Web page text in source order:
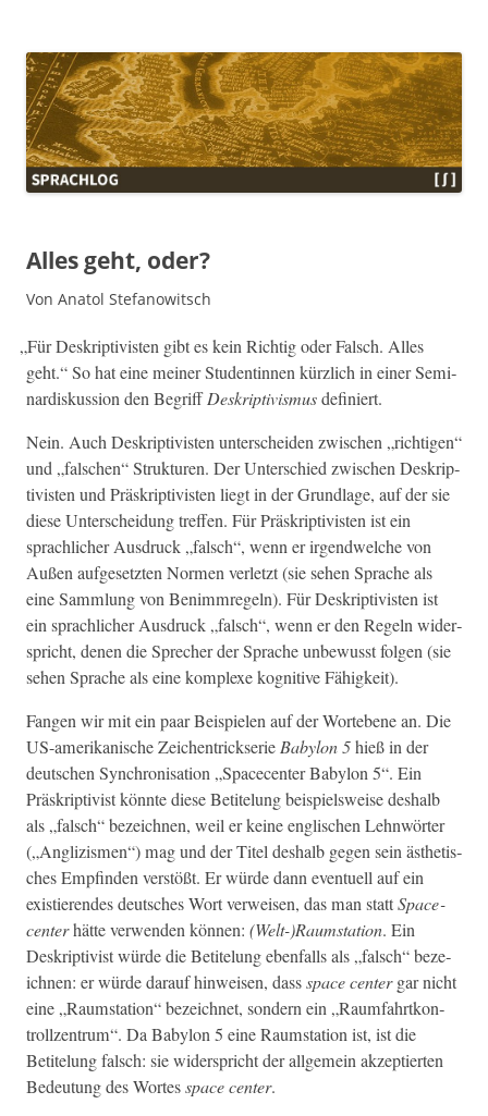
Alles geht, oder?
Von Anatol Stefanowitsch
„Für Deskrip­tivis­ten gibt es kein Richtig oder Falsch. Alles
geht.“ So hat eine mein­er Stu­dentin­nen kür­zlich in ein­er Sem­i­
nardiskus­sion den BegriffDeskrip­tivis­musdefiniert.
Nein. Auch Deskrip­tivis­ten unter­schei­den zwis­chen „richti­gen“
und „falschen“ Struk­turen. Der Unter­schied zwis­chen Deskrip­
tivis­ten und Präskrip­tivis­ten liegt in der Grund­lage, auf der sie
diese Unter­schei­dung tre­f­fen. Für Präskrip­tivis­ten ist ein
sprach­lich­er Aus­druck „falsch“, wenn er irgendwelche von
Außen aufge­set­zten Nor­men ver­let­zt (sie sehen Sprache als
eine Samm­lung von Ben­imm­regeln). Für Deskrip­tivis­ten ist
ein sprach­lich­er Aus­druck „falsch“, wenn er den Regeln wider­
spricht, denen die Sprech­er der Sprache unbe­wusst fol­gen (sie
sehen Sprache als eine kom­plexe kog­ni­tive Fähigkeit).
Fan­gen wir mit ein paar Beispie­len auf der Wor­tebene an. Die
US-amerikanis­che Zeichen­trick­serie Baby­lon 5hieß in der
deutschen Syn­chro­ni­sa­tion „Space­cen­ter Baby­lon 5“. Ein
Präskrip­tivist kön­nte diese Betitelung beispiel­sweise deshalb
als „falsch“ beze­ich­nen, weil er keine englis­chen Lehn­wörter
(„Anglizis­men“) mag und der Titel deshalb gegen sein ästhetis­
ches Empfind­en ver­stößt. Er würde dann eventuell auf ein
existieren­des deutsches Wort ver­weisen, das man stattSpace­
cen­terhätte ver­wen­den kön­nen: (Welt-)Raumstation. Ein
Deskrip­tivist würde die Betitelung eben­falls als „falsch“ beze­
ich­nen: er würde darauf hin­weisen, dassspace cen­tergar nicht
eine „Raum­sta­tion“ beze­ich­net, son­dern ein „Raum­fahrtkon­
trol­lzen­trum“. Da Baby­lon 5 eine Raum­sta­tion ist, ist die
Betitelung falsch: sie wider­spricht der all­ge­mein akzep­tierten
Bedeu­tung des Wortesspace cen­ter.